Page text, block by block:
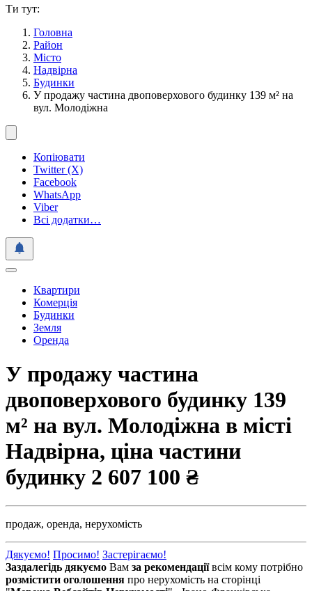
Ти тут:
Головна
Район
Місто
Надвірна
Будинки
У продажу частина двоповерхового будинку 139 м² на
вул. Молодіжна
Копіювати
Twitter (X)
Facebook
WhatsApp
Viber
Всі додатки…
Квартири
Комерція
Будинки
Земля
Оренда
У продажу частина
двоповерхового будинку 139
м² на вул. Молодіжна в місті
Надвірна, ціна частини
будинку 2 607 100 ₴
продаж, оренда, нерухомість
Дякуємо! Просимо! Застерігаємо!
Заздалегідь дякуємо Вам за рекомендаціївсім кому потрібно
розмістити оголошення про нерухомість на сторінці